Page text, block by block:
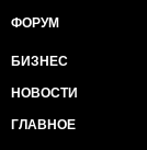
ФОРУМ
БИЗНЕС
НОВОСТИ
ГЛАВНОЕ